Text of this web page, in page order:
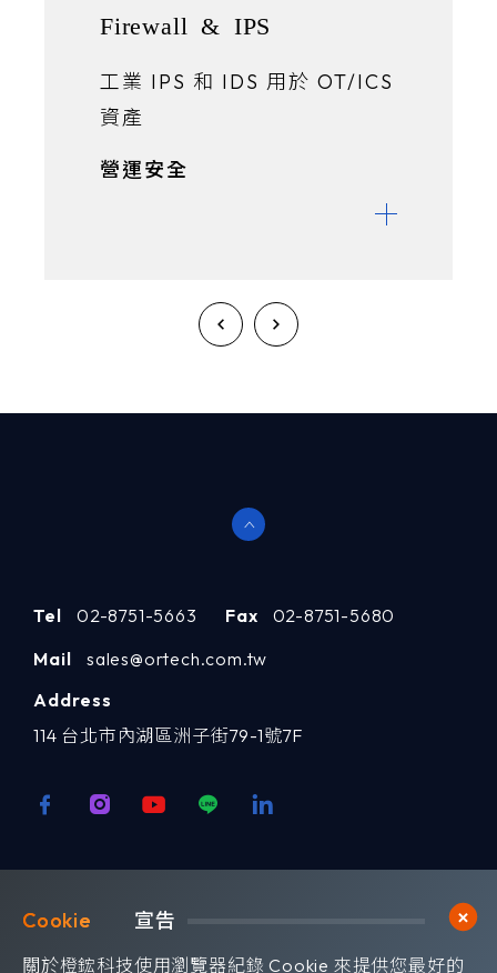
Firewall & IPS
工業 IPS 和 IDS 用於 OT/ICS
資產
營運安全
Tel 02-8751-5663 Fax
02-8751-5680
Mail
sales@ortech.com.tw
Address
114 台北市內湖區洲子街79-1號7F
宣告
關於橙鋐科技使用瀏覽器紀錄 Cookie 來提供您最好的